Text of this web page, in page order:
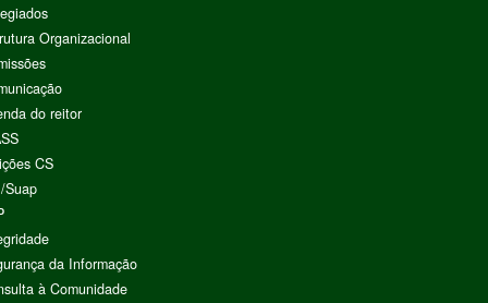
Organizacional
do reitor
CS
Suap
da Informação
à Comunidade